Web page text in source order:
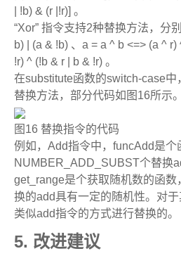
| !b) & (r |!r)] 。
“Xor” 指令支持2种替换方法，分
b) | (a & !b) 、 a = a ^ b <=> (a ^ r)
!r) ^ (!b & r | b & !r) 。
在substitute函数的switch-case中
替换方法，部分代码如图 16所示。
图 16 替换指令的代码
例如， Add指令中， funcAdd是个
NUMBER_ADD_SUBST个替换
get_range是个获取随机数的函
换的add具有一定的随机性。对
类似add指令的方式进行替换的。
5. 改进建议